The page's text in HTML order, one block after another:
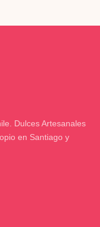
Dulces Artesanales
en Santiago y